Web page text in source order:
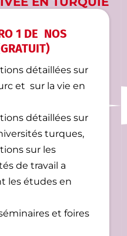
1 DE NOS
détaillées sur
et sur la vie en
détaillées sur
turques,
sur les
de travail a
les études en
et foires